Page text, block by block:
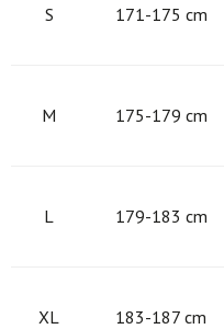
S 171-175 cm
M 175-179 cm
L 179-183 cm
XL 183-187 cm